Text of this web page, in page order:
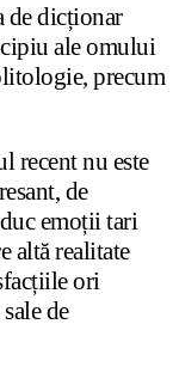
de dicționar
ale omului
precum
recent nu este
de
emoții tari
altă realitate
ori
de